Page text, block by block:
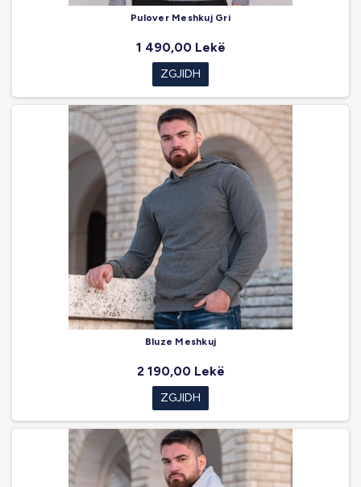
Pulover Meshkuj Gri
1 490,00 Lekë
ZGJIDH
Bluze Meshkuj
2 190,00 Lekë
ZGJIDH